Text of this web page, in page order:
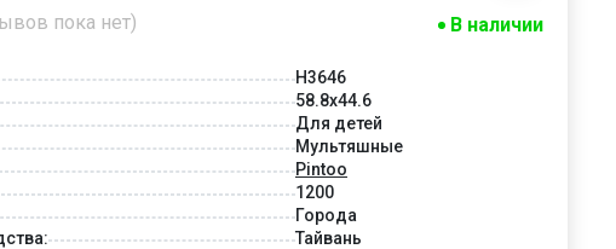
пока нет) В наличии
H3646
58.8x44.6
Для детей
Мультяшные
Pintoo
1200
Города
Тайвань